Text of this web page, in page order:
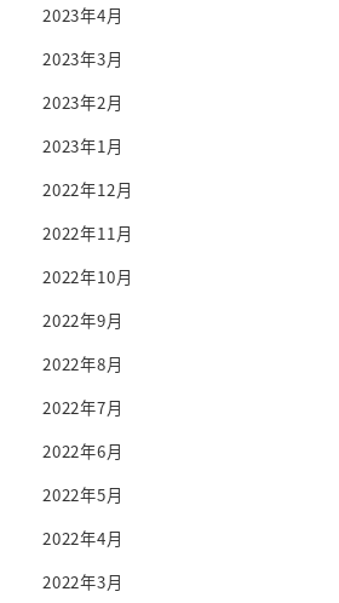
2023年4月
2023年3月
2023年2月
2023年1月
2022年12月
2022年11月
2022年10月
2022年9月
2022年8月
2022年7月
2022年6月
2022年5月
2022年4月
2022年3月